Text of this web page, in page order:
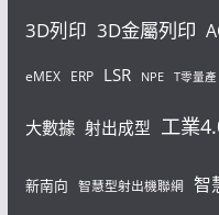
3D列印 3D金屬列印
eMEX ERP LSR NPE T零量產
大數據 射出成型 工業
新南向 智慧型射出機聯網 智